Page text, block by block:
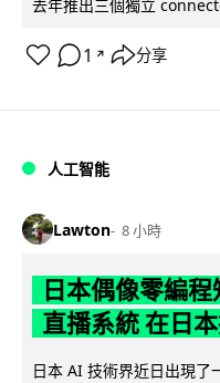
去年推出三個獨立
1 ↗ 分享
人工智能
Lawton 8 小時
日本偶像零編
直播系統 在日
日本 AI 技術界近日出現了